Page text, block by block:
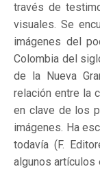
través de
visuales. Se
imágenes del
Colombia del
de la Nueva
relación entre la
en clave de los
imágenes. Ha
todavía (F.
algunos artículos